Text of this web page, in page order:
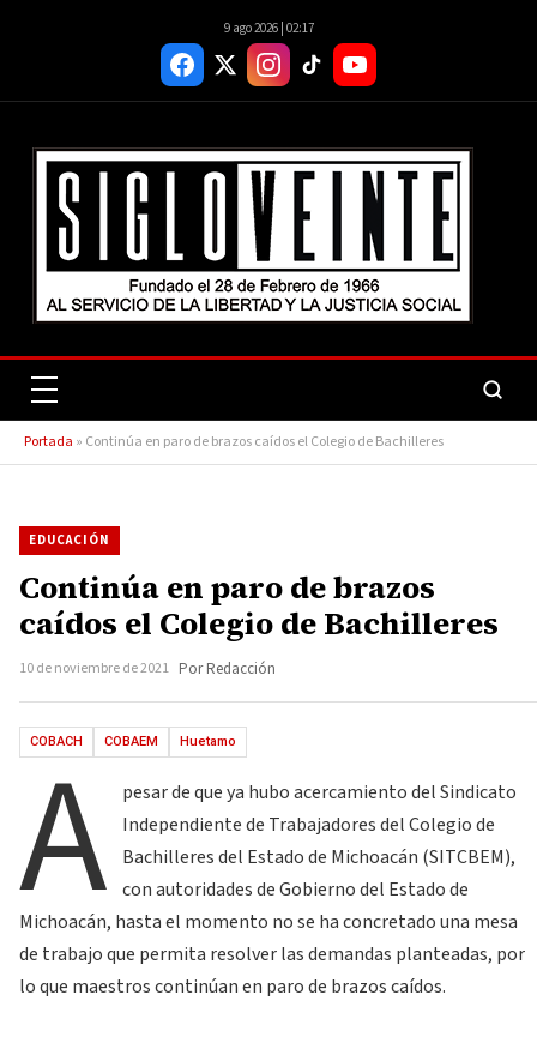
9 ago 2026 | 02:17
Portada » Continúa en paro de brazos caídos el Colegio de Bachilleres
EDUCACIÓN
Continúa en paro de brazos
caídos el Colegio de Bachilleres
10 de noviembre de 2021 Por Redacción
COBACH COBAEM Huetamo
A
pesar de que ya hubo acercamiento del Sindicato
Independiente de Trabajadores del Colegio de
Bachilleres del Estado de Michoacán (SITCBEM),
con autoridades de Gobierno del Estado de
Michoacán, hasta el momento no se ha concretado una mesa
de trabajo que permita resolver las demandas planteadas, por
lo que maestros continúan en paro de brazos caídos.